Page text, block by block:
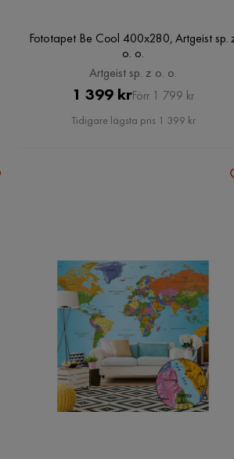
Fototapet Be Cool 400x280, Artgeist sp.
o. o.
Artgeist sp. z o. o.
Pris
1 399 krOriginal
Pris
Förr 1 799 kr
Tidigare lägsta pris 1 399 kr